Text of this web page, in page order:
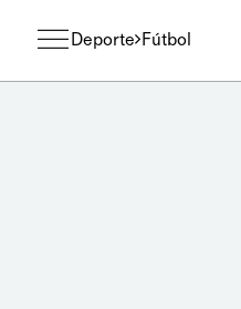
Deporte Fútbol